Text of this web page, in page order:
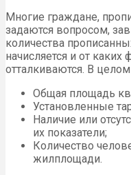
Многие граждане,
задаются вопросом,
количества
начисляется и от каких
отталкиваются. В
Общая площадь
Установленные
Наличие или
их показатели;
Количество
жилплощади.